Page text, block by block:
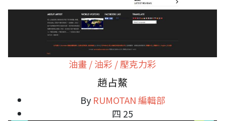
油畫 / 油彩 / 壓克力彩
趙占鰲
By RUMOTAN 編輯部
四 25